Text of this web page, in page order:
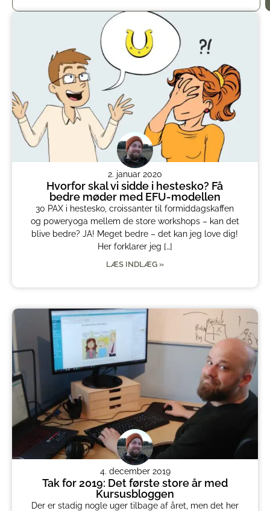
2. januar 2020
Hvorfor skal vi sidde i hestesko? Få
bedre møder med EFU-modellen
30 PAX i hestesko, croissanter til formiddagskaffen
og poweryoga mellem de store workshops – kan det
blive bedre? JA! Meget bedre – det kan jeg love dig!
Her forklarer jeg […]
LÆS INDLÆG »
4. december 2019
Tak for 2019: Det første store år med
Kursusbloggen
Der er stadig nogle uger tilbage af året, men det her